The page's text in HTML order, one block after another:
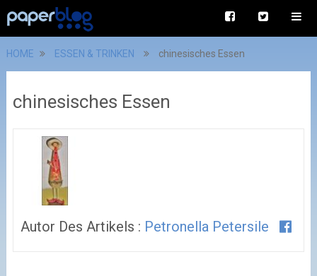
HOME ESSEN & TRINKEN chinesisches Essen
chinesisches Essen
Autor Des Artikels : Petronella Petersile